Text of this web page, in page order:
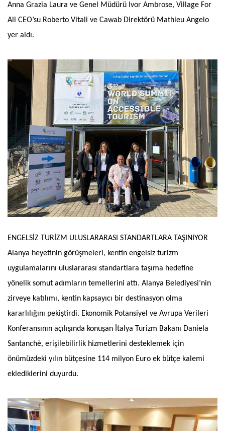
Anna Grazia Laura ve Genel Müdürü Ivor Ambrose, Village For
All CEO’su Roberto Vitali ve Cawab Direktörü Mathieu Angelo
yer aldı.
ENGELSİZ TURİZM ULUSLARARASI STANDARTLARA TAŞINIYOR
Alanya heyetinin görüşmeleri, kentin engelsiz turizm
uygulamalarını uluslararası standartlara taşıma hedefine
yönelik somut adımların temellerini attı. Alanya Belediyesi’nin
zirveye katılımı, kentin kapsayıcı bir destinasyon olma
kararlılığını pekiştirdi. Ekonomik Potansiyel ve Avrupa Verileri
Konferansının açılışında konuşan İtalya Turizm Bakanı Daniela
Santanchè, erişilebilirlik hizmetlerini desteklemek için
önümüzdeki yılın bütçesine 114 milyon Euro ek bütçe kalemi
eklediklerini duyurdu.